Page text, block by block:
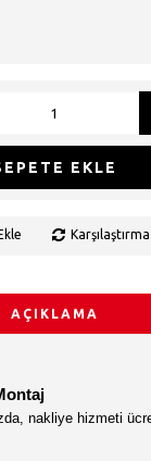
EKLE
AÇIKLAMA
nakliye hizmeti